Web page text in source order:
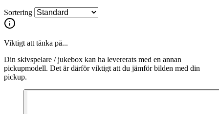
Sortering
Viktigt att tänka på...
Din skivspelare / jukebox kan ha levererats med en annan
pickupmodell. Det är därför viktigt att du jämför bilden med din
pickup.